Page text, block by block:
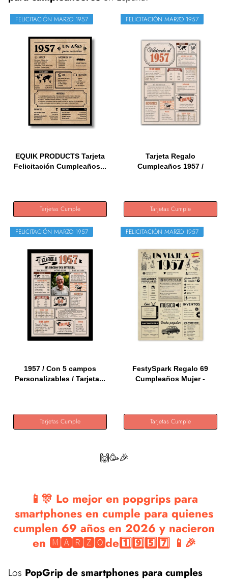
FELICITACIÓN MARZO 1957
EQUIK PRODUCTS Tarjeta
Felicitación Cumpleaños...
Tarjetas Cumple
FELICITACIÓN MARZO 1957
Tarjeta Regalo
Cumpleaños 1957 /
Tarjetas Cumple
FELICITACIÓN MARZO 1957
1957 / Con 5 campos
Personalizables / Tarjeta...
Tarjetas Cumple
FELICITACIÓN MARZO 1957
FestySpark Regalo 69
Cumpleaños Mujer -
Tarjetas Cumple
🙌🥳🎉
📱🎊 Lo mejor en popgrips para
smartphones en cumple para quienes
cumplen 69 años en 2026 y nacieron
en 🅼🅰🆁🆉🅾de1️⃣9️⃣5️⃣7️⃣ 📱🎉
Los PopGrip de smartphones para cumples